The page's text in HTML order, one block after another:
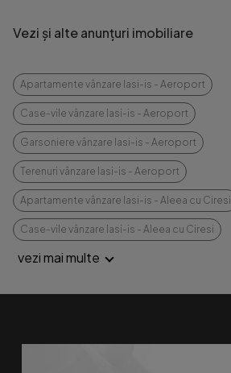
Vezi și alte anunțuri imobiliare
Apartamente vânzare Iasi-is - Aeroport
Case-vile vânzare Iasi-is - Aeroport
Garsoniere vânzare Iasi-is - Aeroport
Terenuri vânzare Iasi-is - Aeroport
Apartamente vânzare Iasi-is - Aleea cu Ciresi
Case-vile vânzare Iasi-is - Aleea cu Ciresi
vezi mai multe